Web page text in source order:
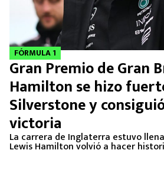
FÓRMULA 1
Gran Premio de Gran
Hamilton se hizo
Silverstone y
victoria
La carrera de Inglaterra estuvo
Lewis Hamilton volvió a hacer